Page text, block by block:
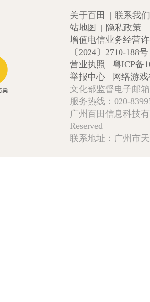
关于百田 | 联系我们
站地图
| 隐私政策
增值电信业务经营
〔2024〕2710-188号
营业执照
粤ICP备
举报中心
网络游
文化部监督电子邮
服务热线：020-
广州百田信息科技
Reserved
联系地址：广州市